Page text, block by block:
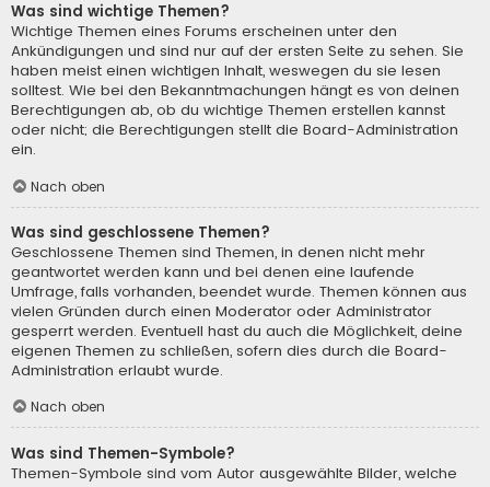
Was sind wichtige Themen?
Wichtige Themen eines Forums erscheinen unter den
Ankündigungen und sind nur auf der ersten Seite zu sehen. Sie
haben meist einen wichtigen Inhalt, weswegen du sie lesen
solltest. Wie bei den Bekanntmachungen hängt es von deinen
Berechtigungen ab, ob du wichtige Themen erstellen kannst
oder nicht; die Berechtigungen stellt die Board-Administration
ein.
Nach oben
Was sind geschlossene Themen?
Geschlossene Themen sind Themen, in denen nicht mehr
geantwortet werden kann und bei denen eine laufende
Umfrage, falls vorhanden, beendet wurde. Themen können aus
vielen Gründen durch einen Moderator oder Administrator
gesperrt werden. Eventuell hast du auch die Möglichkeit, deine
eigenen Themen zu schließen, sofern dies durch die Board-
Administration erlaubt wurde.
Nach oben
Was sind Themen-Symbole?
Themen-Symbole sind vom Autor ausgewählte Bilder, welche